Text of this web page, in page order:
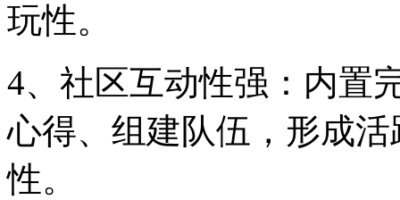
玩性。
4、社区互动性强：内置
心得、组建队伍，形成
性。